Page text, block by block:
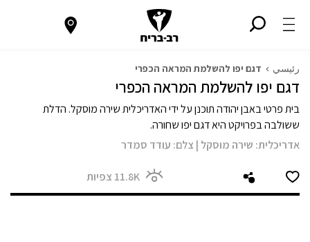
رئيسي דגם יפו להשלמת המראה הכפרי
דגם יפו להשלמת המראה הכפרי
בית פרטי באבן יהודה תוכנן על ידי האדריכלית שירה מוסקל. הדלת
ששולבה בפרויקט היא דגם יפו שחורה.
אדריכלית: שירה מוסקל | צלם: עודד סמדר
11.8K צפיות